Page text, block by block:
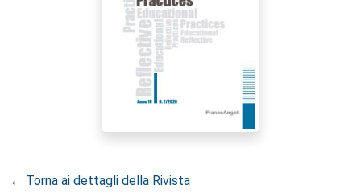
← Torna ai dettagli della Rivista